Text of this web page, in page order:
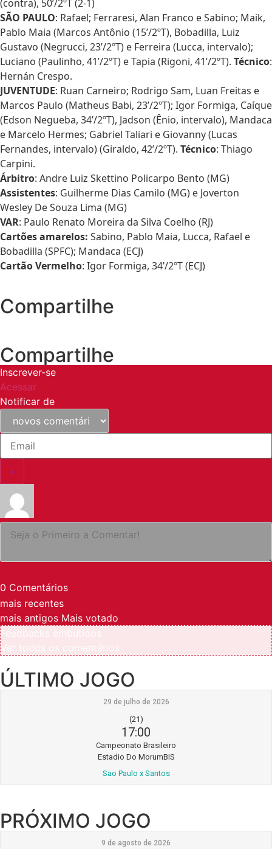
(contra), 50’/2ºT (2-1)
SÃO PAULO: Rafael; Ferraresi, Alan Franco e Sabino; Maik,
Pablo Maia (Marcos Antônio (15’/2ºT), Bobadilla, Luiz
Gustavo (Negrucci, 23’/2ºT) e Ferreira (Lucca, intervalo);
Luciano (Paulinho, 41’/2ºT) e Tapia (Rigoni, 41’/2ºT). Técnico:
Hernán Crespo.
JUVENTUDE: Ruan Carneiro; Rodrigo Sam, Luan Freitas e
Marcos Paulo (Matheus Babi, 23’/2ºT); Igor Formiga, Caíque
(Edson Negueba, 34’/2ºT), Jadson (Ênio, intervalo), Mandaca
e Marcelo Hermes; Gabriel Taliari e Giovanny (Lucas
Fernandes, intervalo) (Giraldo, 42’/2ºT). Técnico: Thiago
Carpini.
Árbitro: Andre Luiz Skettino Policarpo Bento (MG)
Assistentes: Guilherme Dias Camilo (MG) e Joverton
Wesley De Souza Lima (MG)
VAR: Paulo Renato Moreira da Silva Coelho (RJ)
Cartões amarelos: Sabino, Pablo Maia, Lucca, Rafael e
Bobadilla (SPFC); Mandaca (ECJ)
Cartão Vermelho: Igor Formiga, 34’/2ºT (ECJ)
Compartilhe
Compartilhe
Inscrever-se
Acessar
Notificar de
0 Comentários
mais recentes
mais antigos Mais votado
ÚLTIMO JOGO
29 de julho de 2026
(21)
17:00
Campeonato Brasileiro
Estadio Do MorumBIS
Sao Paulo x Santos
PRÓXIMO JOGO
9 de agosto de 2026